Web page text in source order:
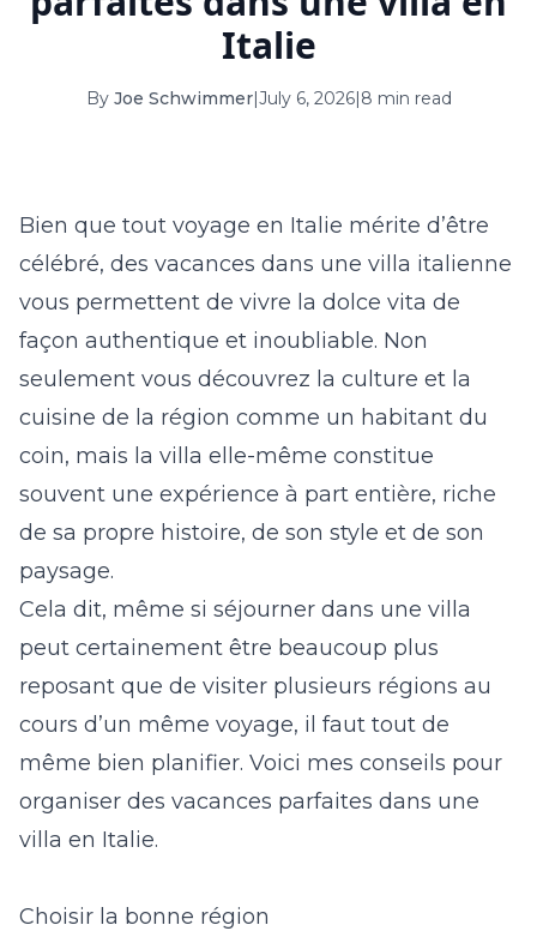
16 17 18 19 20 21 22
S M T W T F S
1 2 3 4 5
13 14 15 16 17 18 19
20 21 22 23 24 25 26
29
Italie
By Joe Schwimmer|July 6, 2026|8 min read
Bien que tout voyage en Italie mérite d’être
célébré, des vacances dans une villa italienne
vous permettent de vivre la dolce vita de
façon authentique et inoubliable. Non
seulement vous découvrez la culture et la
cuisine de la région comme un habitant du
coin, mais la villa elle-même constitue
souvent une expérience à part entière, riche
de sa propre histoire, de son style et de son
paysage.
Cela dit, même si séjourner dans une villa
peut certainement être beaucoup plus
reposant que de visiter plusieurs régions au
cours d’un même voyage, il faut tout de
même bien planifier. Voici mes conseils pour
organiser des vacances parfaites dans une
villa en Italie.
Choisir la bonne région